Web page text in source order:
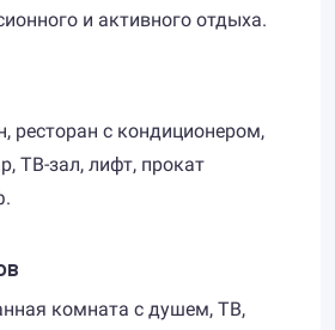
и активного отдыха.
ресторан с кондиционером,
ТВ-зал, лифт, прокат
комната с душем, ТВ,